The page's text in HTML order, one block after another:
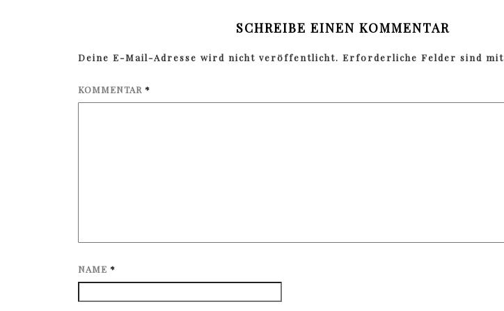
SCHREIBE EINEN KOMMENTAR
Deine E-Mail-Adresse wird nicht veröffentlicht. Erforderliche Felder sind mit
KOMMENTAR *
NAME *